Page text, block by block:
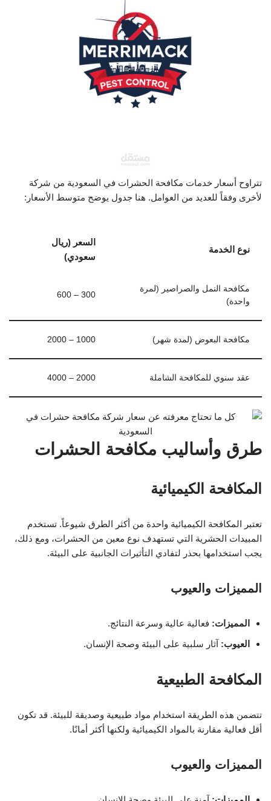
تتراوح أسعار خدمات مكافحة الحشرات في السعودية من شركة
لأخرى وفقاً للعديد من العوامل. هنا جدول يوضح متوسط الأسعار:
نوع الخدمة
السعر (ريال
سعودي)
مكافحة النمل والصراصير (لمرة
واحدة)
300 – 600
مكافحة البعوض (لمدة شهر) 1000 – 2000
عقد سنوي للمكافحة الشاملة 2000 – 4000
طرق وأساليب مكافحة الحشرات
المكافحة الكيميائية
تعتبر المكافحة الكيميائية واحدة من أكثر الطرق شيوعاً. تستخدم
المبيدات الحشرية التي تستهدف نوع معين من الحشرات، ومع ذلك،
يجب استخدامها بحذر لتفادي التأثيرات الجانبية على البيئة.
المميزات والعيوب
المميزات: فعالية عالية وسرعة النتائج.
العيوب: آثار سلبية على البيئة وصحة الإنسان.
المكافحة الطبيعية
تتضمن هذه الطريقة استخدام مواد طبيعية وصديقة للبيئة. قد تكون
أقل فعالية مقارنة بالمواد الكيميائية ولكنها أكثر أمانًا.
المميزات والعيوب